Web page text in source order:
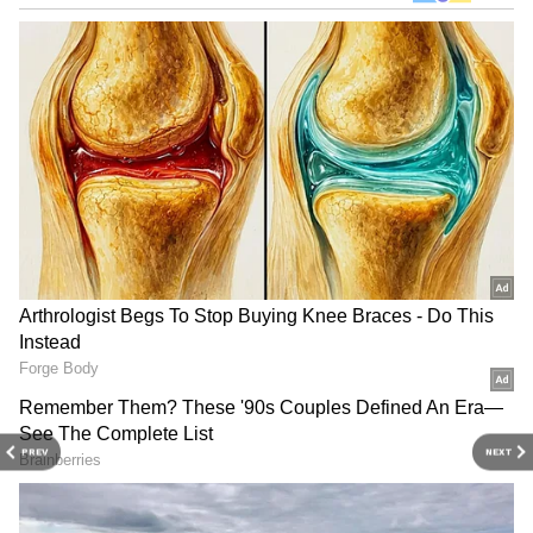
PREV NEXT
DOWNLOAD APP
RECOMMENDED STORIES
வயநாடு நிலச்சரிவு :
வெளியானது அதிர்ச்சி
வீடியோ! பதறவைக்கும்
வயநாட்டின் ட்ரோன்
காட்சிகள்....வயநாட்டில்